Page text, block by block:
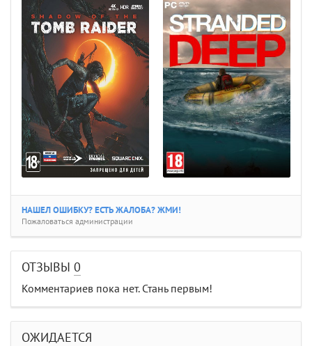
НАШЕЛ ОШИБКУ? ЕСТЬ ЖАЛОБА? ЖМИ!
Пожаловаться администрации
ОТЗЫВЫ 0
Комментариев пока нет. Стань первым!
ОЖИДАЕТСЯ